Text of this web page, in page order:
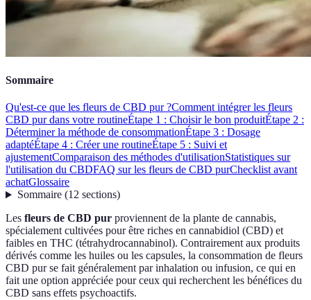
Sommaire
Qu'est-ce que les fleurs de CBD pur ?Comment intégrer les fleurs
CBD pur dans votre routineÉtape 1 : Choisir le bon produitÉtape 2 :
Déterminer la méthode de consommationÉtape 3 : Dosage
adaptéÉtape 4 : Créer une routineÉtape 5 : Suivi et
ajustementComparaison des méthodes d'utilisationStatistiques sur
l'utilisation du CBDFAQ sur les fleurs de CBD purChecklist avant
achatGlossaire
Sommaire(12 sections)
Les fleurs de CBD pur proviennent de la plante de cannabis,
spécialement cultivées pour être riches en cannabidiol (CBD) et
faibles en THC (tétrahydrocannabinol). Contrairement aux produits
dérivés comme les huiles ou les capsules, la consommation de fleurs
CBD pur se fait généralement par inhalation ou infusion, ce qui en
fait une option appréciée pour ceux qui recherchent les bénéfices du
CBD sans effets psychoactifs.